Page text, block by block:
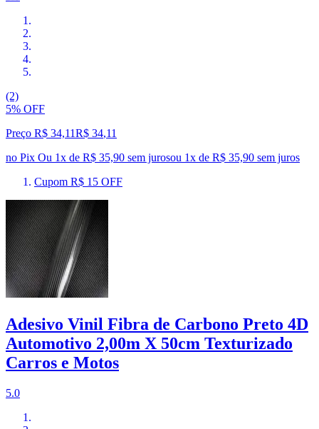
(2)
5% OFF
Preço R$ 34,11R$ 34,11
no Pix Ou 1x de R$ 35,90 sem jurosou 1x de R$ 35,90 sem juros
Cupom R$ 15 OFF
Adesivo Vinil Fibra de Carbono Preto 4D
Automotivo 2,00m X 50cm Texturizado
Carros e Motos
5.0